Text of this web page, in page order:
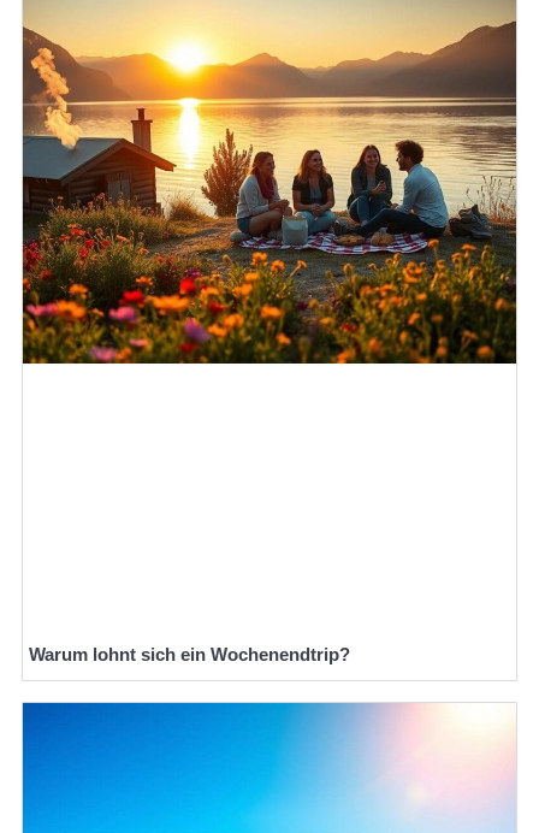
Warum lohnt sich ein Wochenendtrip?